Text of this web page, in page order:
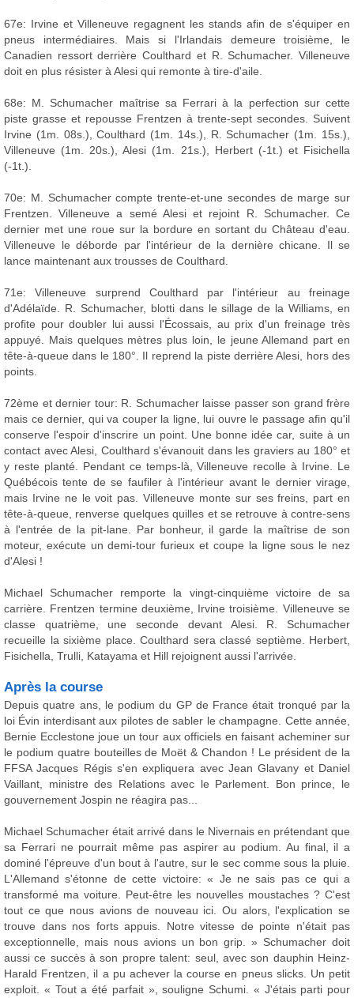
67e: Irvine et Villeneuve regagnent les stands afin de s'équiper en
pneus intermédiaires. Mais si l'Irlandais demeure troisième, le
Canadien ressort derrière Coulthard et R. Schumacher. Villeneuve
doit en plus résister à Alesi qui remonte à tire-d'aile.
68e: M. Schumacher maîtrise sa Ferrari à la perfection sur cette
piste grasse et repousse Frentzen à trente-sept secondes. Suivent
Irvine (1m. 08s.), Coulthard (1m. 14s.), R. Schumacher (1m. 15s.),
Villeneuve (1m. 20s.), Alesi (1m. 21s.), Herbert (-1t.) et Fisichella
(-1t.).
70e: M. Schumacher compte trente-et-une secondes de marge sur
Frentzen. Villeneuve a semé Alesi et rejoint R. Schumacher. Ce
dernier met une roue sur la bordure en sortant du Château d'eau.
Villeneuve le déborde par l'intérieur de la dernière chicane. Il se
lance maintenant aux trousses de Coulthard.
71e: Villeneuve surprend Coulthard par l'intérieur au freinage
d'Adélaïde. R. Schumacher, blotti dans le sillage de la Williams, en
profite pour doubler lui aussi l'Écossais, au prix d'un freinage très
appuyé. Mais quelques mètres plus loin, le jeune Allemand part en
tête-à-queue dans le 180°. Il reprend la piste derrière Alesi, hors des
points.
72ème et dernier tour: R. Schumacher laisse passer son grand frère
mais ce dernier, qui va couper la ligne, lui ouvre le passage afin qu'il
conserve l'espoir d'inscrire un point. Une bonne idée car, suite à un
contact avec Alesi, Coulthard s'évanouit dans les graviers au 180° et
y reste planté. Pendant ce temps-là, Villeneuve recolle à Irvine. Le
Québécois tente de se faufiler à l'intérieur avant le dernier virage,
mais Irvine ne le voit pas. Villeneuve monte sur ses freins, part en
tête-à-queue, renverse quelques quilles et se retrouve à contre-sens
à l'entrée de la pit-lane. Par bonheur, il garde la maîtrise de son
moteur, exécute un demi-tour furieux et coupe la ligne sous le nez
d'Alesi !
Michael Schumacher remporte la vingt-cinquième victoire de sa
carrière. Frentzen termine deuxième, Irvine troisième. Villeneuve se
classe quatrième, une seconde devant Alesi. R. Schumacher
recueille la sixième place. Coulthard sera classé septième. Herbert,
Fisichella, Trulli, Katayama et Hill rejoignent aussi l'arrivée.
Après la course
Depuis quatre ans, le podium du GP de France était tronqué par la
loi Évin interdisant aux pilotes de sabler le champagne. Cette année,
Bernie Ecclestone joue un tour aux officiels en faisant acheminer sur
le podium quatre bouteilles de Moët & Chandon ! Le président de la
FFSA Jacques Régis s'en expliquera avec Jean Glavany et Daniel
Vaillant, ministre des Relations avec le Parlement. Bon prince, le
gouvernement Jospin ne réagira pas...
Michael Schumacher était arrivé dans le Nivernais en prétendant que
sa Ferrari ne pourrait même pas aspirer au podium. Au final, il a
dominé l'épreuve d'un bout à l'autre, sur le sec comme sous la pluie.
L'Allemand s'étonne de cette victoire: « Je ne sais pas ce qui a
transformé ma voiture. Peut-être les nouvelles moustaches ? C'est
tout ce que nous avions de nouveau ici. Ou alors, l'explication se
trouve dans nos forts appuis. Notre vitesse de pointe n'était pas
exceptionnelle, mais nous avions un bon grip. » Schumacher doit
aussi ce succès à son propre talent: seul, avec son dauphin Heinz-
Harald Frentzen, il a pu achever la course en pneus slicks. Un petit
exploit. « Tout a été parfait », souligne Schumi. « J'étais parti pour